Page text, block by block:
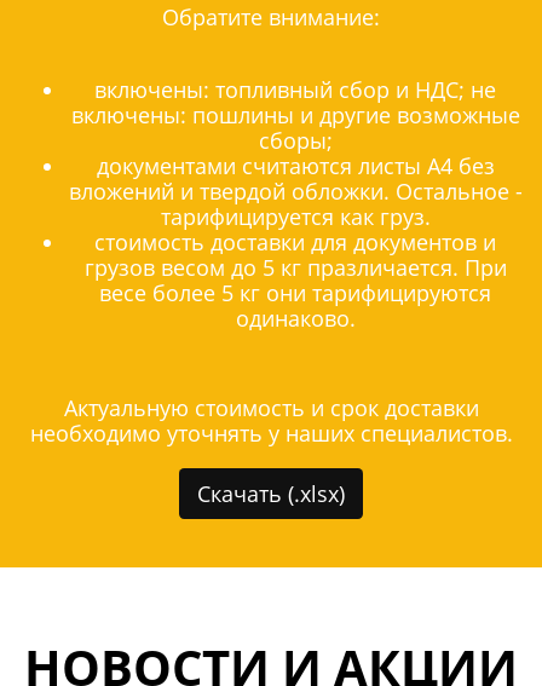
Обратите внимание:
включены: топливный сбор и НДС; не
включены: пошлины и другие возможные
сборы;
документами считаются листы А4 без
вложений и твердой обложки. Остальное -
тарифицируется как груз.
стоимость доставки для документов и
грузов весом до 5 кг празличается. При
весе более 5 кг они тарифицируются
одинаково.
Актуальную стоимость и срок доставки
необходимо уточнять у наших специалистов.
Скачать (.xlsx)
НОВОСТИ И АКЦИИ